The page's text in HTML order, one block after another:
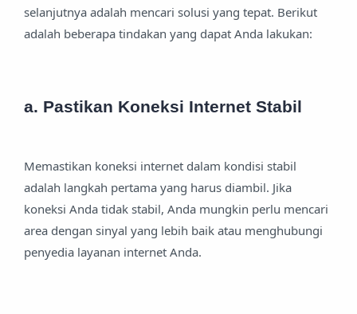
selanjutnya adalah mencari solusi yang tepat. Berikut
adalah beberapa tindakan yang dapat Anda lakukan:
a. Pastikan Koneksi Internet Stabil
Memastikan koneksi internet dalam kondisi stabil
adalah langkah pertama yang harus diambil. Jika
koneksi Anda tidak stabil, Anda mungkin perlu mencari
area dengan sinyal yang lebih baik atau menghubungi
penyedia layanan internet Anda.